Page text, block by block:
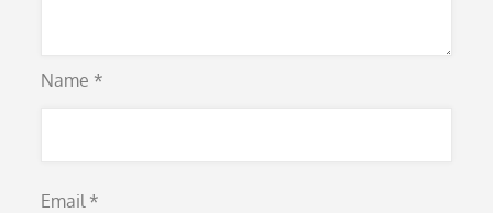
Name *
Email *